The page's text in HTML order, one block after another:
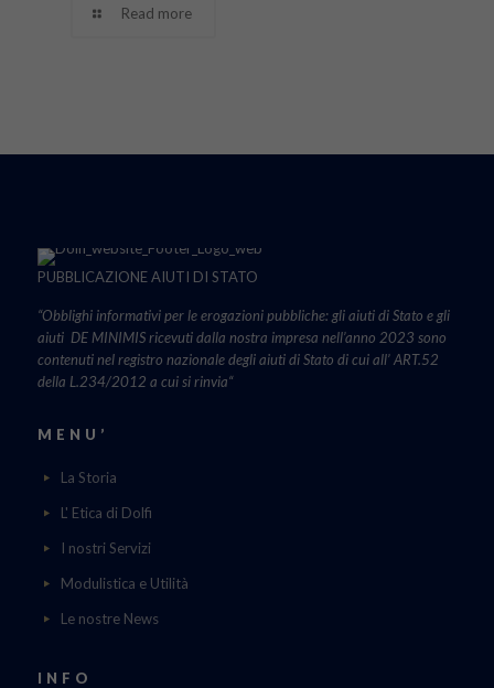
Read more
PUBBLICAZIONE AIUTI DI STATO
“Obblighi informativi per le erogazioni pubbliche: gli aiuti di Stato e gli
aiuti DE MINIMIS ricevuti dalla nostra impresa nell’anno 2023 sono
contenuti nel registro nazionale degli aiuti di Stato di cui all’ ART.52
della L.234/2012 a cui si rinvia“
MENU’
La Storia
L' Etica di Dolfi
I nostri Servizi
Modulistica e Utilità
Le nostre News
INFO